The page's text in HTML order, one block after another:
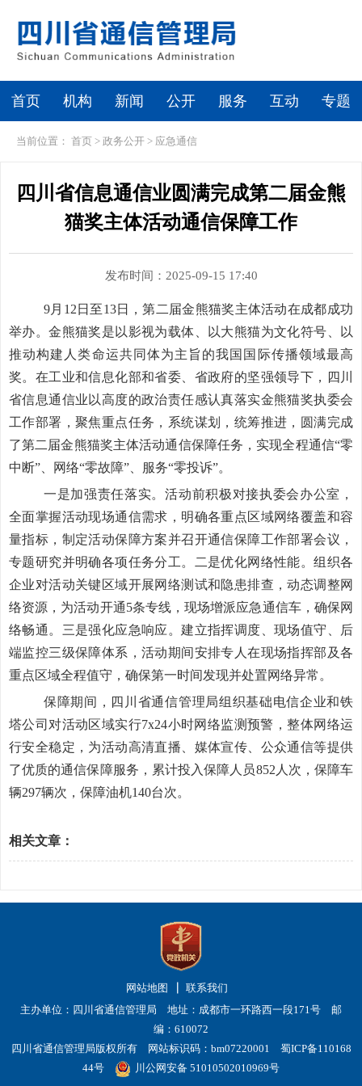
首页 机构 新闻 公开 服务 互动 专题
当前位置： 首页 > 政务公开 > 应急通信
四川省信息通信业圆满完成第二届金熊
猫奖主体活动通信保障工作
发布时间：2025-09-15 17:40
9月12日至13日，第二届金熊猫奖主体活动在成都成功
举办。金熊猫奖是以影视为载体、以大熊猫为文化符号、以
推动构建人类命运共同体为主旨的我国国际传播领域最高
奖。在工业和信息化部和省委、省政府的坚强领导下，四川
省信息通信业以高度的政治责任感认真落实金熊猫奖执委会
工作部署，聚焦重点任务，系统谋划，统筹推进，圆满完成
了第二届金熊猫奖主体活动通信保障任务，实现全程通信“零
中断”、网络“零故障”、服务“零投诉”。
一是加强责任落实。活动前积极对接执委会办公室 ，
全面掌握活动现场通信需求，明确各重点区域网络覆盖和容
量指标，制定活动保障方案并召开通信保障工作部署会议 ，
专题研究并明确各项任务分工。二是优化网络性能。组织各
企业对活动关键区域开展网络测试和隐患排查，动态调整网
络资源，为活动开通5条专线，现场增派应急通信车，确保网
络畅通。三是强化应急响应。建立指挥调度、现场值守、后
端监控三级保障体系， 活动期间安排专人在现场指挥部及各
重点区域全程值守，确保第一时间发现并处置网络异常 。
保障期间，四川省通信管理局组织基础电信企业和铁
塔公司对活动区域实行7x24小时网络监测预警，整体网络运
行安全稳定，为活动高清直播、媒体宣传、公众通信等提供
了优质的通信保障服务，累计投入保障人员852人次，保障车
辆297辆次，保障油机140台次。
相关文章：
网站地图
联系我们
主办单位：四川省通信管理局 地址：成都市一环路西一段171号 邮
编：610072
四川省通信管理局版权所有 网站标识码：bm07220001 蜀ICP备110168
44号
川公网安备 51010502010969号